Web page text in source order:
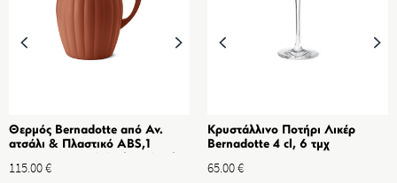
Θερμός Bernadotte από Αν.
ατσάλι & Πλαστικό ABS,1
Sigvard Bernadotte
115.00€
Κρυστάλλινο Ποτήρι Λικέρ
Bernadotte 4 cl, 6 τμχ
65.00€